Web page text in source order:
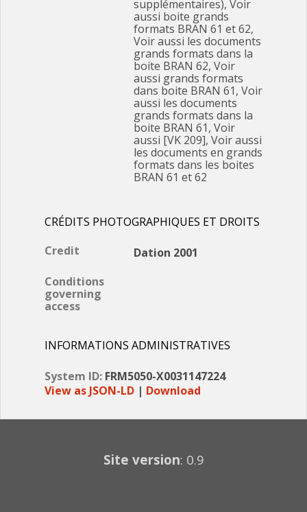
supplémentaires), Voir
aussi boite grands
formats BRAN 61 et 62,
Voir aussi les documents
grands formats dans la
boite BRAN 62, Voir
aussi grands formats
dans boite BRAN 61, Voir
aussi les documents
grands formats dans la
boite BRAN 61, Voir
aussi [VK 209], Voir aussi
les documents en grands
formats dans les boites
BRAN 61 et 62
CRÉDITS PHOTOGRAPHIQUES ET DROITS
Credit
Dation 2001
Conditions
governing
access
INFORMATIONS ADMINISTRATIVES
System ID: FRM5050-X0031147224
View as JSON-LD | Download
Site version: 0.9